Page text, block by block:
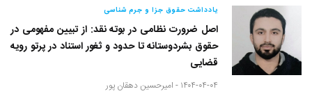
یادداشت حقوق جزا و جرم شناسی
اصل ضرورت نظامی در بوته نقد: از تبیین مفهومی در
حقوق بشردوستانه تا حدود و ثغور استناد در پرتو رویه
قضایی
۱۴۰۴-۰۴-۰۴ - امیرحسین دهقان پور